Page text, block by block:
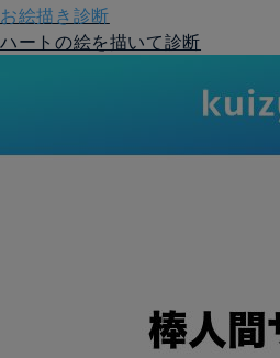
お絵描き診断
ハートの絵を描いて診断